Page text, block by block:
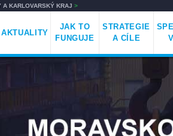
A KARLOVARSKÝ KRAJ >
AKTUALITY
JAK TO
FUNGUJE
STRATEGIE
A CÍLE